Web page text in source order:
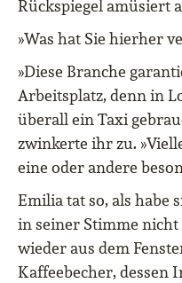
Rückspiegel amüsiert
»Was hat Sie hierher
»Diese Branche
Arbeitsplatz, denn in
überall ein Taxi
zwinkerte ihr zu.
eine oder andere
Emilia tat so, als habe
in seiner Stimme
wieder aus dem
Kaffeebecher, dessen